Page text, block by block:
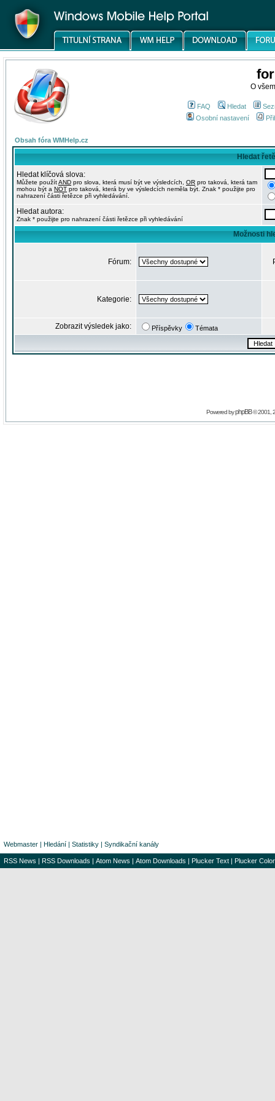
O
FAQ Hledat
Osobní nastavení
Obsah fóra WMHelp.cz
Hledat
Hledat klíčová slova:
Můžete použítAND pro slova, která musí být ve výsledcích, OR pro taková, která tam
mohou být a NOT pro taková, která by ve výsledcích neměla být. Znak * použijte pro
nahrazení části řetězce při vyhledávání.
Hledat autora:
Znak * použijte pro nahrazení části řetězce při vyhledávání
Možnosti
Fórum:
Kategorie:
Zobrazit výsledek jako: Příspěvky Témata
Powered byphpBB© 2001,
Webmaster | Hledání | Statistiky | Syndikační kanály
RSS News | RSS Downloads | Atom News | Atom Downloads | Plucker Text | Plucker Color